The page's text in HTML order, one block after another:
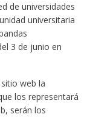
de universidades
universitaria
3 de junio en
web la
los representará
serán los